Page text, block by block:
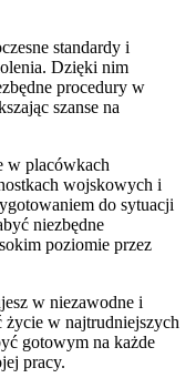
standardy i
Dzięki nim
procedury w
szanse na
w placówkach
wojskowych i
do sytuacji
niezbędne
poziomie przez
w niezawodne i
życie w najtrudniejszych
gotowym na każde
pracy.